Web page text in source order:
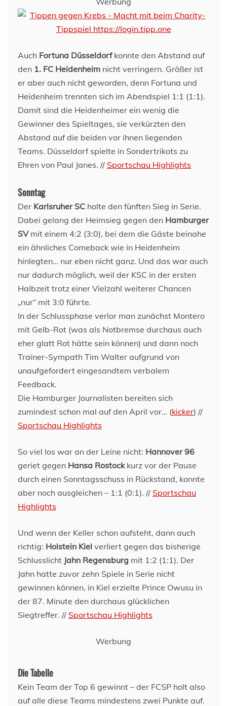
Auch Fortuna Düsseldorfkonnte den Abstand auf
den 1. FC Heidenheim nicht verringern. Größer ist
er aber auch nicht geworden, denn Fortuna und
Heidenheim trennten sich im Abendspiel 1:1 (1:1).
Damit sind die Heidenheimer ein wenig die
Gewinner des Spieltages, sie verkürzten den
Abstand auf die beiden vor ihnen liegenden
Teams. Düsseldorf spielte in Sondertrikots zu
Ehren von Paul Janes. // Sportschau Highlights
Sonntag
Der Karlsruher SC holte den fünften Sieg in Serie.
Dabei gelang der Heimsieg gegen den Hamburger
SVmit einem 4:2 (3:0), bei dem die Gäste beinahe
ein ähnliches Comeback wie in Heidenheim
hinlegten… nur eben nicht ganz. Und das war auch
nur dadurch möglich, weil der KSC in der ersten
Halbzeit trotz einer Vielzahl weiterer Chancen
„nur“ mit 3:0 führte.
In der Schlussphase verlor man zunächst Montero
mit Gelb-Rot (was als Notbremse durchaus auch
eher glatt Rot hätte sein können) und dann noch
Trainer-Sympath Tim Walter aufgrund von
unaufgefordert eingesandtem verbalem
Feedback.
Die Hamburger Journalisten bereiten sich
zumindest schon mal auf den April vor… (kicker) //
Sportschau Highlights
So viel los war an der Leine nicht: Hannover 96
geriet gegen Hansa Rostockkurz vor der Pause
durch einen Sonntagsschuss in Rückstand, konnte
aber noch ausgleichen – 1:1 (0:1). // Sportschau
Highlights
Und wenn der Keller schon aufsteht, dann auch
richtig: Holstein Kiel verliert gegen das bisherige
Schlusslicht Jahn Regensburg mit 1:2 (1:1). Der
Jahn hatte zuvor zehn Spiele in Serie nicht
gewinnen können, in Kiel erzielte Prince Owusu in
der 87. Minute den durchaus glücklichen
Siegtreffer. // Sportschau Highlights
Werbung
Die Tabelle
Kein Team der Top 6 gewinnt – der FCSP holt also
auf alle diese Teams mindestens zwei Punkte auf.